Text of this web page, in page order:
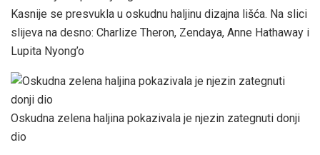
Kasnije se presvukla u oskudnu haljinu dizajna lišća. Na slici
slijeva na desno: Charlize Theron, Zendaya, Anne Hathaway i
Lupita Nyong’o
Oskudna zelena haljina pokazivala je njezin zategnuti donji
dio